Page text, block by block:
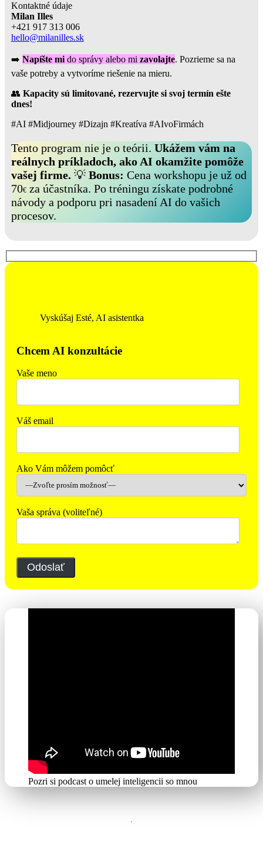
Kontaktné údaje
Milan Illes
+421 917 313 006
hello@milanilles.sk
➡️ Napíšte mido správy alebo mi zavolajte. Pozrieme sa na
vaše potreby a vytvoríme riešenie na mieru.
👥 Kapacity sú limitované, rezervujte si svoj termín ešte
dnes!
#AI #Midjourney #Dizajn #Kreatíva #AIvoFirmách
Tento program nie je o teórii. Ukážem vám na
reálnych príkladoch, ako AI okamžite pomôže
vašej firme. 💡 Bonus: Cena workshopu je už od
70€za účastníka. Po tréningu získate podrobné
návody a podporu pri nasadení AI do vašich
procesov.
Vyskúšaj Esté, AI asistentka
Chcem AI konzultácie
Vaše meno
Váš email
Ako Vám môžem pomôcť
Vaša správa (voliteľné)
Pozri si podcast o umelej inteligencii so mnou